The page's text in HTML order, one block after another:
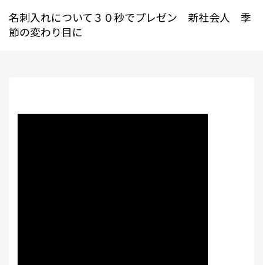
名刺入れについて３０秒でプレゼン 新社会人 季
節の変わり目に